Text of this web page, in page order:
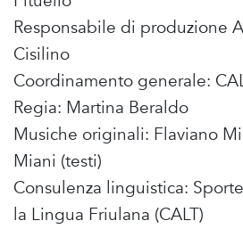
Responsabile di produzione
Cisilino
Coordinamento generale:
Regia: Martina Beraldo
Musiche originali: Flaviano
Miani (testi)
Consulenza linguistica:
la Lingua Friulana (CALT)